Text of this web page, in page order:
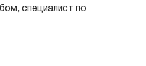
специалист по